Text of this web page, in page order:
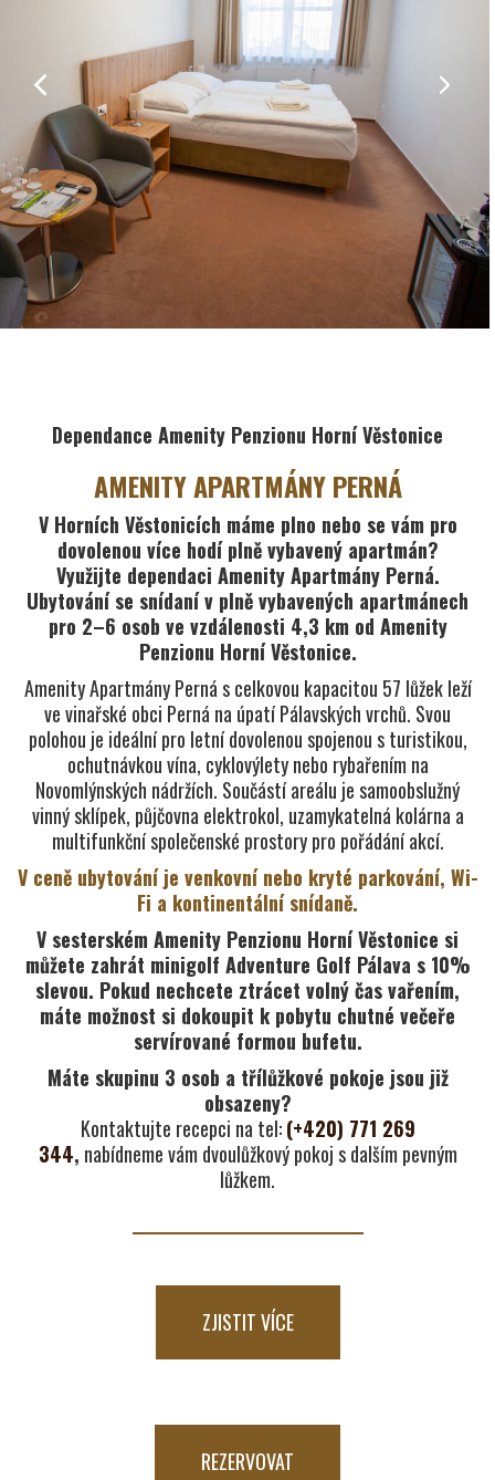
Dependance Amenity Penzionu Horní Věstonice
AMENITY APARTMÁNY PERNÁ
V Horních Věstonicích máme plno nebo se vám pro
dovolenou více hodí plně vybavený apartmán?
Využijte dependaci Amenity Apartmány Perná.
Ubytování se snídaní v plně vybavených apartmánech
pro 2–6 osob ve vzdálenosti 4,3 km od Amenity
Penzionu Horní Věstonice.
Amenity Apartmány Perná s celkovou kapacitou 57 lůžek leží
ve vinařské obci Perná na úpatí Pálavských vrchů. Svou
polohou je ideální pro letní dovolenou spojenou s turistikou,
ochutnávkou vína, cyklovýlety nebo rybařením na
Novomlýnských nádržích. Součástí areálu je samoobslužný
vinný sklípek, půjčovna elektrokol, uzamykatelná kolárna a
multifunkční společenské prostory pro pořádání akcí.
V ceně ubytování je venkovní nebo kryté parkování, Wi-
Fi a kontinentální snídaně.
V sesterském Amenity Penzionu Horní Věstonice si
můžete zahrát minigolf Adventure Golf Pálava s 10%
slevou. Pokud nechcete ztrácet volný čas vařením,
máte možnost si dokoupit k pobytu chutné večeře
servírované formou bufetu.
Máte skupinu 3 osob a třílůžkové pokoje jsou již
obsazeny?
Kontaktujte recepci na tel:(+420) 771 269
344, nabídneme vám dvoulůžkový pokoj s dalším pevným
lůžkem.
ZJISTIT VÍCE
REZERVOVAT